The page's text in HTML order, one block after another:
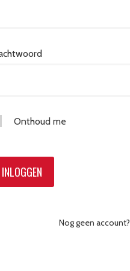
Onthoud me
INLOGGEN
Nog geen account?